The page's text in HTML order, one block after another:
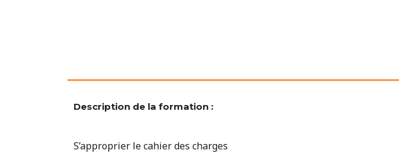
Description de la formation :
S’approprier le cahier des charges